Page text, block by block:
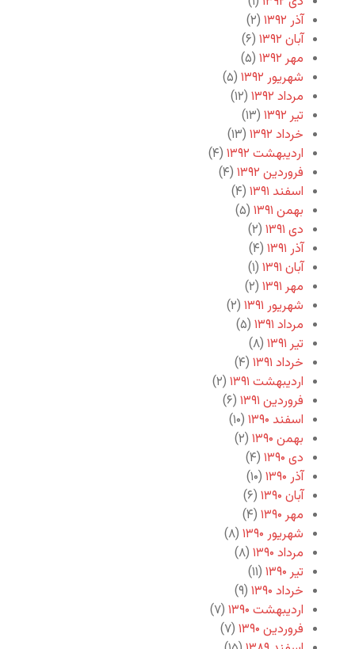
آذر ۱۳۹۲
(۲)
آبان ۱۳۹۲
(۶)
مهر ۱۳۹۲
(۵)
شهریور ۱۳۹۲
(۵)
مرداد ۱۳۹۲
(۱۲)
تیر ۱۳۹۲
(۱۳)
خرداد ۱۳۹۲
(۱۳)
اردیبهشت ۱۳۹۲
(۴)
فروردین ۱۳۹۲
(۴)
اسفند ۱۳۹۱
(۴)
بهمن ۱۳۹۱
(۵)
دی ۱۳۹۱
(۲)
آذر ۱۳۹۱
(۴)
آبان ۱۳۹۱
(۱)
مهر ۱۳۹۱
(۲)
شهریور ۱۳۹۱
(۲)
مرداد ۱۳۹۱
(۵)
تیر ۱۳۹۱
(۸)
خرداد ۱۳۹۱
(۴)
اردیبهشت ۱۳۹۱
(۲)
فروردین ۱۳۹۱
(۶)
اسفند ۱۳۹۰
(۱۰)
بهمن ۱۳۹۰
(۲)
دی ۱۳۹۰
(۴)
آذر ۱۳۹۰
(۱۰)
آبان ۱۳۹۰
(۶)
مهر ۱۳۹۰
(۴)
شهریور ۱۳۹۰
(۸)
مرداد ۱۳۹۰
(۸)
تیر ۱۳۹۰
(۱۱)
خرداد ۱۳۹۰
(۹)
اردیبهشت ۱۳۹۰
(۷)
فروردین ۱۳۹۰
(۷)